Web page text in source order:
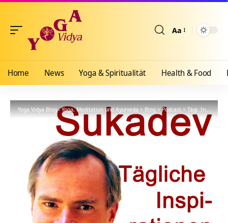
Aa
Home News Yoga & Spiritualität Health & Food
Yoga Vidya Blog - Yoga, Meditation und Ayurveda>Blog>Podcast>Tägl. Inspiration